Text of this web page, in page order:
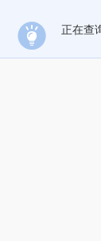
正在查